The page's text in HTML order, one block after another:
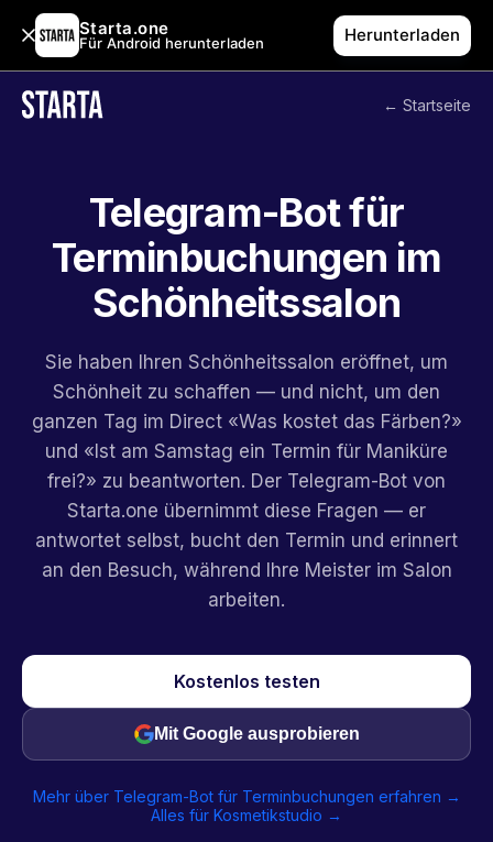
Starta.one
Für Android herunterladen Herunterladen
← Startseite
Telegram-Bot für
Terminbuchungen im
Schönheitssalon
Sie haben Ihren Schönheitssalon eröffnet, um
Schönheit zu schaffen — und nicht, um den
ganzen Tag im Direct «Was kostet das Färben?»
und «Ist am Samstag ein Termin für Maniküre
frei?» zu beantworten. Der Telegram-Bot von
Starta.one übernimmt diese Fragen — er
antwortet selbst, bucht den Termin und erinnert
an den Besuch, während Ihre Meister im Salon
arbeiten.
Kostenlos testen
Mit Google ausprobieren
Mehr über Telegram-Bot für Terminbuchungen erfahren →
Alles für Kosmetikstudio →